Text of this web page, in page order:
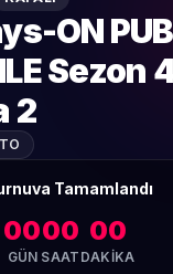
ON
Sezon
2
Tamamlandı
00
GÜN
00
SAAT
00
DAKIKA